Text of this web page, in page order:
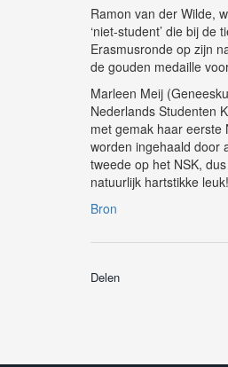
Ramon van der Wilde,
‘niet-student’ die bij
Erasmusronde op zijn
de gouden medaille
Marleen Meij
Nederlands Studenten
met gemak haar eerste
worden ingehaald door
tweede op het NSK,
natuurlijk hartstikke
Bron
Delen